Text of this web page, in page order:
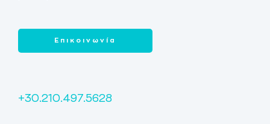
Επικοινωνία
+30.210.497.5628